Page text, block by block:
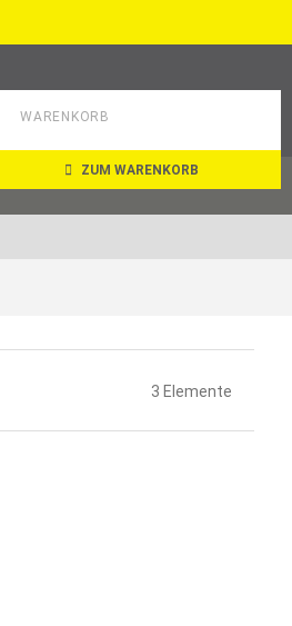
WARENKORB
ZUM WARENKORB
3 Elemente